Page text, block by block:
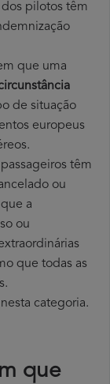
pilotos têm
que uma
de situação
europeus
têm
ou
a
ou
que todas as
categoria.
que